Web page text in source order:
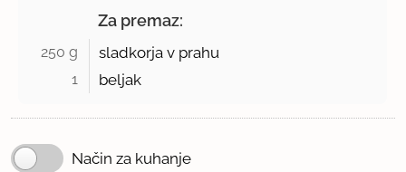
Za premaz:
250 g sladkorja v prahu
1 beljak
Način za kuhanje